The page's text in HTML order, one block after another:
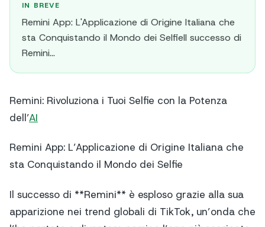
IN BREVE
Remini App: L'Applicazione di Origine Italiana che
sta Conquistando il Mondo dei SelfieIl successo di
Remini...
Remini: Rivoluziona i Tuoi Selfie con la Potenza
dell’AI
Remini App: L’Applicazione di Origine Italiana che
sta Conquistando il Mondo dei Selfie
Il successo di **Remini** è esploso grazie alla sua
apparizione nei trend globali di TikTok, un’onda che